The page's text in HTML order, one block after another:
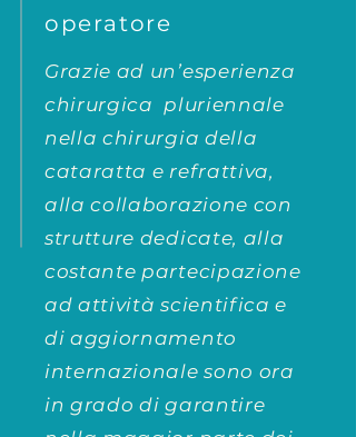
operatore
Grazie ad un’esperienza
chirurgica pluriennale
nella chirurgia della
cataratta e refrattiva,
alla collaborazione con
strutture dedicate, alla
costante partecipazione
ad attività scientifica e
di aggiornamento
internazionale sono ora
in grado di garantire